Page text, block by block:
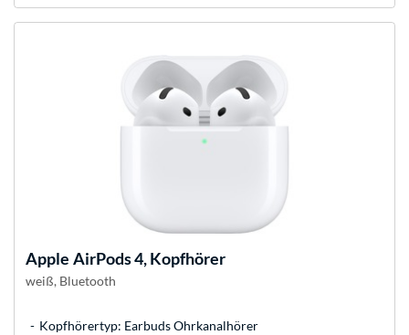
Apple AirPods 4, Kopfhörer
weiß, Bluetooth
Kopfhörertyp: Earbuds Ohrkanalhörer